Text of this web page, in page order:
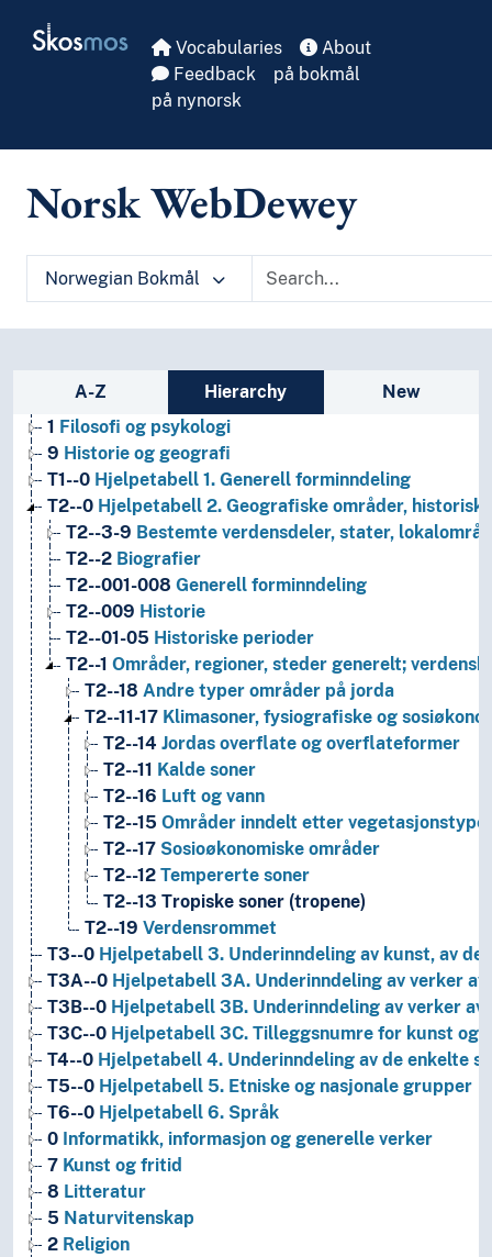
Skosmos Vocabularies
About
Feedback
på bokmål
på nynorsk
Norsk WebDewey
Norwegian Bokmål
Sidebar listing: list and traverse
A-Z Hierarchy
New
1 Filosofi og psykologi
9 Historie og geografi
T1--0 Hjelpetabell 1. Generell forminndeling
T2--0 Hjelpetabell 2. Geografiske områder,
T2--3-9 Bestemte verdensdeler, stater,
T2--2 Biografier
T2--001-008 Generell forminndeling
T2--009 Historie
T2--01-05 Historiske perioder
T2--1 Områder, regioner, steder generelt;
T2--18 Andre typer områder på jorda
T2--11-17 Klimasoner, fysiografiske og
T2--14 Jordas overflate og overflateformer
T2--11 Kalde soner
T2--16 Luft og vann
T2--15 Områder inndelt etter vegetasjonstype
T2--17 Sosioøkonomiske områder
T2--12 Tempererte soner
T2--13 Tropiske soner (tropene)
T2--19 Verdensrommet
T3--0 Hjelpetabell 3. Underinndeling av kunst, av
T3A--0 Hjelpetabell 3A. Underinndeling av verker
T3B--0 Hjelpetabell 3B. Underinndeling av verker
T3C--0 Hjelpetabell 3C. Tilleggsnumre for kunst og
T4--0 Hjelpetabell 4. Underinndeling av de enkelte
T5--0 Hjelpetabell 5. Etniske og nasjonale grupper
T6--0 Hjelpetabell 6. Språk
0 Informatikk, informasjon og generelle verker
7 Kunst og fritid
8 Litteratur
5 Naturvitenskap
2 Religion